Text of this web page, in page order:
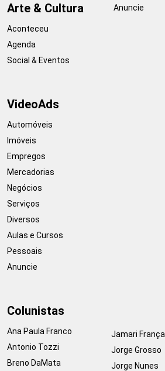
Arte & Cultura
Aconteceu
Agenda
Social & Eventos
Anuncie
VideoAds
Automóveis
Imóveis
Empregos
Mercadorias
Negócios
Serviços
Diversos
Aulas e Cursos
Pessoais
Anuncie
Colunistas
Ana Paula Franco
Antonio Tozzi
Breno DaMata
Jamari França
Jorge Grosso
Jorge Nunes